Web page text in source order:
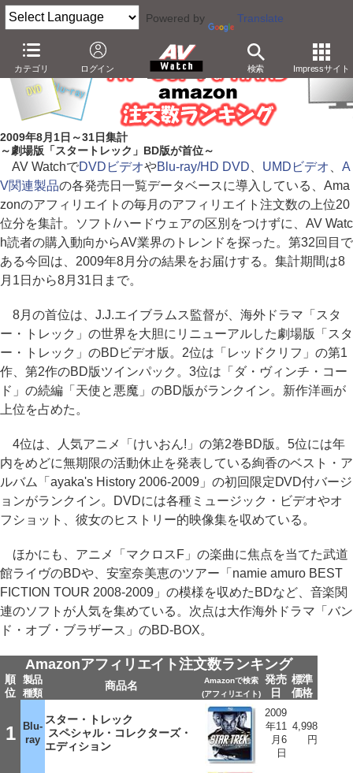
Powered by Translate
カテゴリ ログイン 検索 Impressサイト
2009年8月1日～31日集計
～劇場版「スタートレック」BD版が首位～
AV WatchでDVDビデオやBlu-ray/HD DVD UMDビデオ
A
V関連製品の各発売日一覧データベースに導入している、Ama
zonのアフィリエイトの毎月のアフィリエイト注文数の上位20
位分を集計。ソフト/ハードウェアの区別をつけずに、AV Watc
h読者の購入動向からAV業界のトレンドを探った。第32回目で
ある今回は、2009年8月分の結果をお届けする。集計期間は8
月1日から8月31日まで。
8月の首位は、J.J.エイブラムス監督が、海外ドラマ「スタ
ー・トレック」の世界を大胆にリニューアルした劇場版「スタ
ー・トレック」のBDビデオ版。2位は「レッドクリフ」の第1
作、第2作のBD版ツインパック。3位は「ダ・ヴィンチ・コー
ド」の続編「天使と悪魔」のBD版がランクイン。新作洋画が
上位を占めた。
4位は、人気アニメ「けいおん!」の第2巻BD版。5位には年
内をめどに無期限の活動休止を発表している絢香のベスト・ア
ルバム「ayaka's History 2006-2009」の初回限定DVD付バージ
ョンがランクイン。DVDには各種ミュージック・ビデオやオ
フショット、彼女のヒストリー的映像集を収めている。
ほかにも、アニメ「マクロスF」の楽曲に焦点を当てた武道
館ライヴのBDや、安室奈美恵のツアー「namie amuro BEST
FICTION TOUR 2008-2009」の模様を収めたBDなど、音楽関
連のソフトが人気を集めている。次点は大作海外ドラマ「バン
ド・オブ・ブラザース」のBD-BOX。
Amazonアフィリエイト注文数ランキング
順
位
製品
種類
商品名
Amazonで検索
(アフィリエイト)
発売
日
標準
価格
1
Blu-
ray
スター・トレック
スペシャル・コレクターズ・
エディション
2009
年11
月6
日
4,998
円